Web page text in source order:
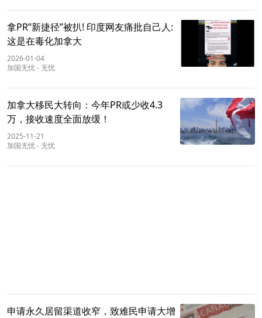
拿PR”新捷径”被扒! 印度网友痛批自己人:
这是在毒化加拿大
2026-01-04
加国无忧-无忧
加拿大移民大转向：今年PR或少收4.3
万，接收速度全面放缓！
2025-11-21
加国无忧-无忧
申请永久居留渠道收窄，致难民申请大增